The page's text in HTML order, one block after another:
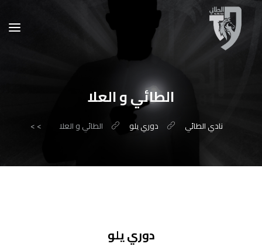
الطائي و العلا
نادي الطائي > دوري يلو > الطائي و العلا
دوري يلو